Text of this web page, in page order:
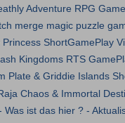
Adventure RPG
merge magic puzzle
ShortGamePlay
Kingdoms RTS
Plate & Griddie Islands
Chaos & Immortal
Was ist das hier ? -